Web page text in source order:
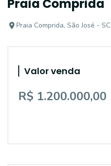
Praia Comprida
Praia Comprida, São José - SC
Valor venda
R$ 1.200.000,00